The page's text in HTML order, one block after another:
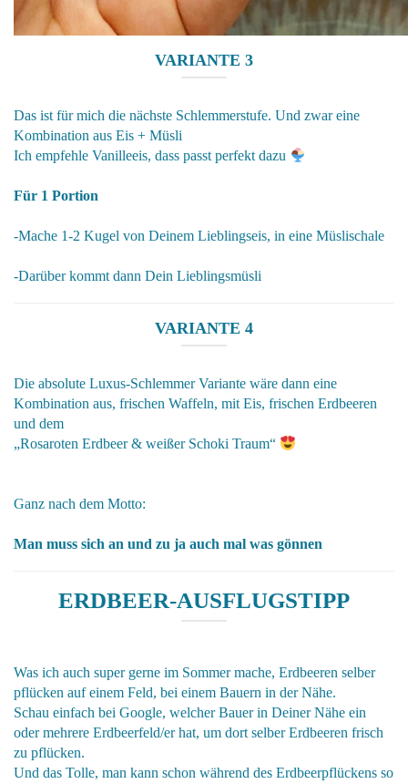
VARIANTE 3
Das ist für mich die nächste Schlemmerstufe. Und zwar eine
Kombination aus Eis + Müsli
Ich empfehle Vanilleeis, dass passt perfekt dazu
Für 1 Portion
-Mache 1-2 Kugel von Deinem Lieblingseis, in eine Müslischale
-Darüber kommt dann Dein Lieblingsmüsli
VARIANTE 4
Die absolute Luxus-Schlemmer Variante wäre dann eine
Kombination aus, frischen Waffeln, mit Eis, frischen Erdbeeren
und dem
„Rosaroten Erdbeer & weißer Schoki Traum“
Ganz nach dem Motto:
Man muss sich an und zu ja auch mal was gönnen
ERDBEER-AUSFLUGSTIPP
Was ich auch super gerne im Sommer mache, Erdbeeren selber
pflücken auf einem Feld, bei einem Bauern in der Nähe.
Schau einfach bei Google, welcher Bauer in Deiner Nähe ein
oder mehrere Erdbeerfeld/er hat, um dort selber Erdbeeren frisch
zu pflücken.
Und das Tolle, man kann schon während des Erdbeerpflückens so